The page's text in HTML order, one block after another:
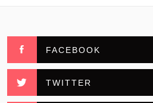
FACEBOOK
TWITTER